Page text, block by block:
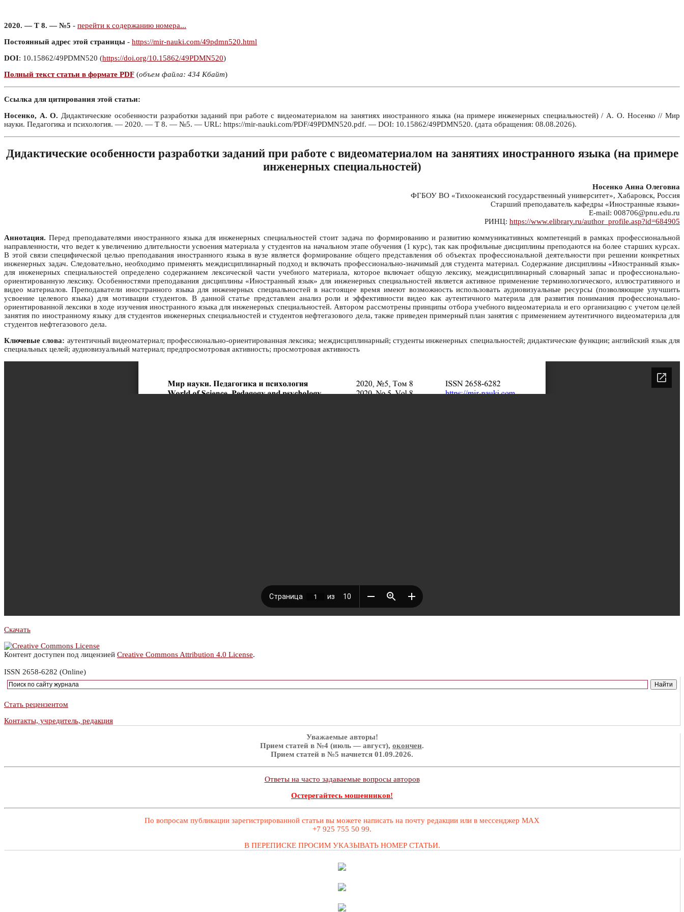
2020. — Т 8. — №5 - перейти к содержанию номера...
Постоянный адрес этой страницы - https://mir-nauki.com/49pdmn520.html
DOI: 10.15862/49PDMN520 (https://doi.org/10.15862/49PDMN520)
Полный текст статьи в формате PDF (объем файла: 434 Кбайт)
Ссылка для цитирования этой статьи:
Носенко, А. О. Дидактические особенности разработки заданий при работе с видеоматериалом на занятиях иностранного языка (на примере инженерных специальностей) / А. О. Носенко // Мир
науки. Педагогика и психология. — 2020. — Т 8. — №5. — URL: https://mir-nauki.com/PDF/49PDMN520.pdf. — DOI: 10.15862/49PDMN520. (дата обращения: 08.08.2026).
Дидактические особенности разработки заданий при работе с видеоматериалом на занятиях иностранного языка (на примере
инженерных специальностей)
Носенко Анна Олеговна
ФГБОУ ВО «Тихоокеанский государственный университет», Хабаровск, Россия
Старший преподаватель кафедры «Иностранные языки»
E-mail: 008706@pnu.edu.ru
РИНЦ: https://www.elibrary.ru/author_profile.asp?id=684905
Аннотация. Перед преподавателями иностранного языка для инженерных специальностей стоит задача по формированию и развитию коммуникативных компетенций в рамках профессиональной
направленности, что ведет к увеличению длительности усвоения материала у студентов на начальном этапе обучения (1 курс), так как профильные дисциплины преподаются на более старших курсах.
В этой связи специфической целью преподавания иностранного языка в вузе является формирование общего представления об объектах профессиональной деятельности при решении конкретных
инженерных задач. Следовательно, необходимо применять междисциплинарный подход и включать профессионально-значимый для студента материал. Содержание дисциплины «Иностранный язык»
для инженерных специальностей определено содержанием лексической части учебного материала, которое включает общую лексику, междисциплинарный словарный запас и профессионально-
ориентированную лексику. Особенностями преподавания дисциплины «Иностранный язык» для инженерных специальностей является активное применение терминологического, иллюстративного и
видео материалов. Преподаватели иностранного языка для инженерных специальностей в настоящее время имеют возможность использовать аудиовизуальные ресурсы (позволяющие улучшить
усвоение целевого языка) для мотивации студентов. В данной статье представлен анализ роли и эффективности видео как аутентичного материла для развития понимания профессионально-
ориентированной лексики в ходе изучения иностранного языка для инженерных специальностей. Автором рассмотрены принципы отбора учебного видеоматериала и его организацию с учетом целей
занятия по иностранному языку для студентов инженерных специальностей и студентов нефтегазового дела, также приведен примерный план занятия с применением аутентичного видеоматерила для
студентов нефтегазового дела.
Ключевые слова: аутентичный видеоматериал; профессионально-ориентированная лексика; междисциплинарный; студенты инженерных специальностей; дидактические функции; английский язык для
специальных целей; аудиовизуальный материал; предпросмотровая активность; просмотровая активность
Скачать
Контент доступен под лицензией Creative Commons Attribution 4.0 License.
ISSN 2658-6282 (Online)
Стать рецензентом
Контакты, учредитель, редакция
Уважаемые авторы!
Прием статей в №4 (июль — август), окончен.
Прием статей в №5 начнется 01.09.2026.
Ответы на часто задаваемые вопросы авторов
Остерегайтесь мошенников!
По вопросам публикации зарегистрированной статьи вы можете написать на почту редакции или в мессенджер MAX
+7 925 755 50 99.
В ПЕРЕПИСКЕ ПРОСИМ УКАЗЫВАТЬ НОМЕР СТАТЬИ.